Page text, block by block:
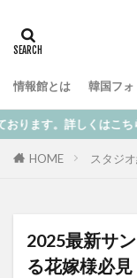
情報館とは 韓国フォ
HOME スタジ
2025最新サ
る花嫁様必